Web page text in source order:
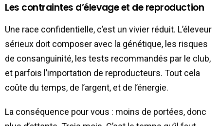
Les contraintes d’élevage et de reproduction
Une race confidentielle, c’est un vivier réduit. L’éleveur
sérieux doit composer avec la génétique, les risques
de consanguinité, les tests recommandés par le club,
et parfois l’importation de reproducteurs. Tout cela
coûte du temps, de l’argent, et de l’énergie.
La conséquence pour vous : moins de portées, donc